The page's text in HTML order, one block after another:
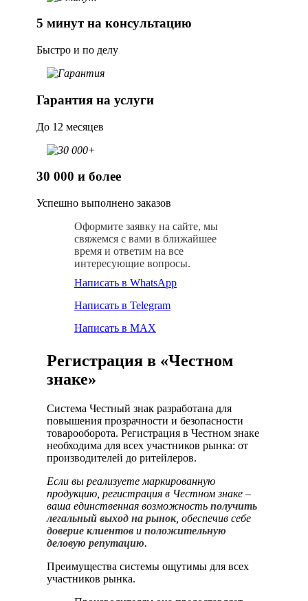
5 минут на консультацию
Быстро и по делу
Гарантия на услуги
До 12 месяцев
30 000 и более
Успешно выполнено заказов
Оформите заявку на сайте, мы
свяжемся с вами в ближайшее
время и ответим на все
интересующие вопросы.
Написать в WhatsApp
Написать в Telegram
Написать в MAX
Регистрация в «Честном
знаке»
Система Честный знак разработана для
повышения прозрачности и безопасности
товарооборота. Регистрация в Честном знаке
необходима для всех участников рынка: от
производителей до ритейлеров.
Если вы реализуете маркированную
продукцию, регистрация в Честном знаке –
ваша единственная возможность получить
легальный выход на рынок, обеспечив себе
доверие клиентов и положительную
деловую репутацию.
Преимущества системы ощутимы для всех
участников рынка.